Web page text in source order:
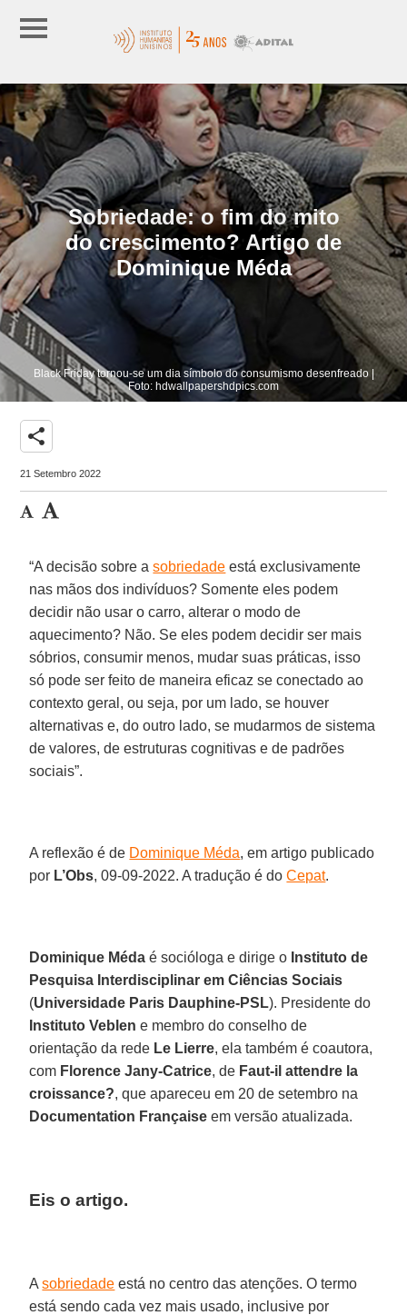
Sobriedade: o fim do mito
do crescimento? Artigo de
Dominique Méda
Black Friday tornou-se um dia símbolo do consumismo desenfreado |
Foto: hdwallpapershdpics.com
share
21 Setembro 2022
“A decisão sobre asobriedade está exclusivamente
nas mãos dos indivíduos? Somente eles podem
decidir não usar o carro, alterar o modo de
aquecimento? Não. Se eles podem decidir ser mais
sóbrios, consumir menos, mudar suas práticas, isso
só pode ser feito de maneira eficaz se conectado ao
contexto geral, ou seja, por um lado, se houver
alternativas e, do outro lado, se mudarmos de sistema
de valores, de estruturas cognitivas e de padrões
sociais”.
A reflexão é de Dominique Méda, em artigo publicado
por L’Obs, 09-09-2022. A tradução é doCepat.
Dominique Méda é socióloga e dirige o Instituto de
Pesquisa Interdisciplinar em Ciências Sociais
(Universidade Paris Dauphine-PSL). Presidente do
Instituto Veblen e membro do conselho de
orientação da rede Le Lierre, ela também é coautora,
com Florence Jany-Catrice, de Faut-il attendre la
croissance?, que apareceu em 20 de setembro na
Documentation Française em versão atualizada.
Eis o artigo.
Asobriedade está no centro das atenções. O termo
está sendo cada vez mais usado, inclusive por